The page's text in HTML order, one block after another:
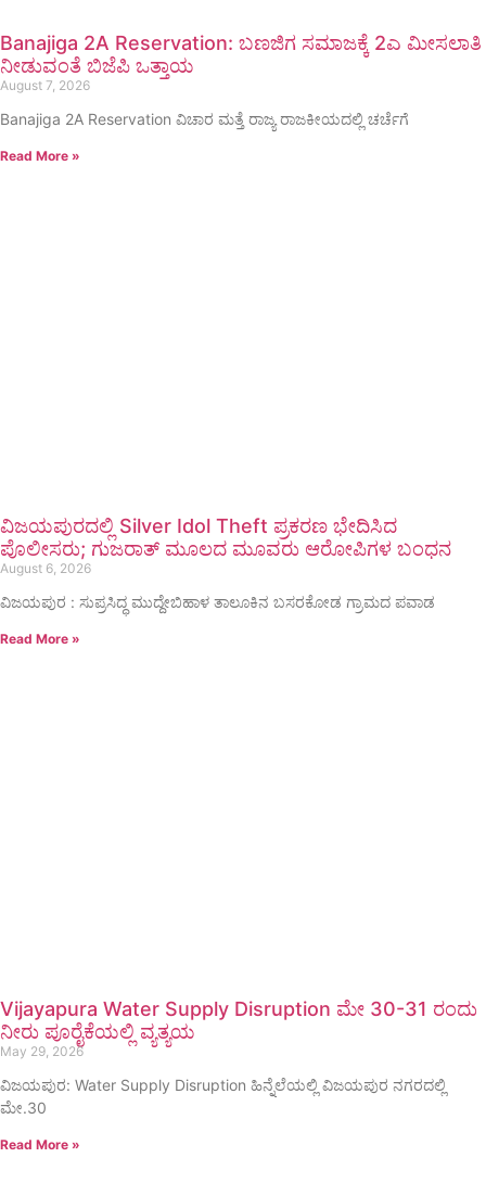
Banajiga 2A Reservation: ಬಣಜಿಗ ಸಮಾಜಕ್ಕೆ 2ಎ ಮೀಸಲಾತಿ
ನೀಡುವಂತೆ ಬಿಜೆಪಿ ಒತ್ತಾಯ
August 7, 2026
Banajiga 2A Reservation ವಿಚಾರ ಮತ್ತೆ ರಾಜ್ಯ ರಾಜಕೀಯದಲ್ಲಿ ಚರ್ಚೆಗೆ
Read More »
ವಿಜಯಪುರದಲ್ಲಿ Silver Idol Theft ಪ್ರಕರಣ ಭೇದಿಸಿದ
ಪೊಲೀಸರು; ಗುಜರಾತ್ ಮೂಲದ ಮೂವರು ಆರೋಪಿಗಳ ಬಂಧನ
August 6, 2026
ವಿಜಯಪುರ : ಸುಪ್ರಸಿದ್ಧ ಮುದ್ದೇಬಿಹಾಳ ತಾಲೂಕಿನ ಬಸರಕೋಡ ಗ್ರಾಮದ ಪವಾಡ
Read More »
Vijayapura Water Supply Disruption ಮೇ 30-31 ರಂದು
ನೀರು ಪೂರೈಕೆಯಲ್ಲಿ ವ್ಯತ್ಯಯ
May 29, 2026
ವಿಜಯಪುರ: Water Supply Disruption ಹಿನ್ನೆಲೆಯಲ್ಲಿ ವಿಜಯಪುರ ನಗರದಲ್ಲಿ
ಮೇ.30
Read More »